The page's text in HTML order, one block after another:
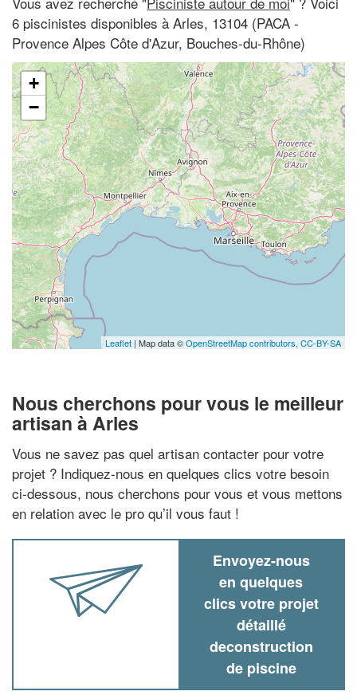
6 piscinistes disponibles à Arles, 13104 (PACA -
Provence Alpes Côte d'Azur, Bouches-du-Rhône)
+
−
Leaflet | Map data ©OpenStreetMap contributors, CC-BY-SA
Nous cherchons pour vous le meilleur
artisan à Arles
Vous ne savez pas quel artisan contacter pour votre
projet ? Indiquez-nous en quelques clics votre besoin
ci-dessous, nous cherchons pour vous et vous mettons
en relation avec le pro qu’il vous faut !
Envoyez-nous
en quelques
clics votre projet
détaillé
deconstruction
de piscine